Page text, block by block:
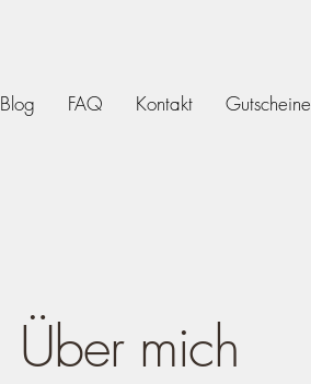
Blog FAQ Kontakt Gutscheine
Über mich